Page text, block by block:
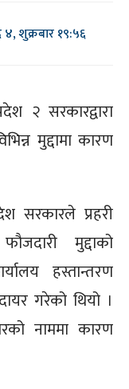
४, शुक्रबार १९:५६
२ सरकारद्वारा
मुद्दामा कारण
सरकारले प्रहरी
मुद्दाको
हस्तान्तरण
गरेको थियो ।
नाममा कारण